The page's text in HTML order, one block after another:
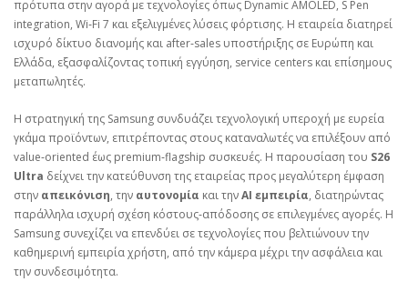
πρότυπα στην αγορά με τεχνολογίες όπως Dynamic AMOLED, S Pen
integration, Wi‑Fi 7 και εξελιγμένες λύσεις φόρτισης. Η εταιρεία διατηρεί
ισχυρό δίκτυο διανομής και after‑sales υποστήριξης σε Ευρώπη και
Ελλάδα, εξασφαλίζοντας τοπική εγγύηση, service centers και επίσημους
μεταπωλητές.
Η στρατηγική της Samsung συνδυάζει τεχνολογική υπεροχή με ευρεία
γκάμα προϊόντων, επιτρέποντας στους καταναλωτές να επιλέξουν από
value‑oriented έως premium‑flagship συσκευές. Η παρουσίαση του S26
Ultra δείχνει την κατεύθυνση της εταιρείας προς μεγαλύτερη έμφαση
στην απεικόνιση, την αυτονομία και τηνAI εμπειρία, διατηρώντας
παράλληλα ισχυρή σχέση κόστους‑απόδοσης σε επιλεγμένες αγορές. Η
Samsung συνεχίζει να επενδύει σε τεχνολογίες που βελτιώνουν την
καθημερινή εμπειρία χρήστη, από την κάμερα μέχρι την ασφάλεια και
την συνδεσιμότητα.